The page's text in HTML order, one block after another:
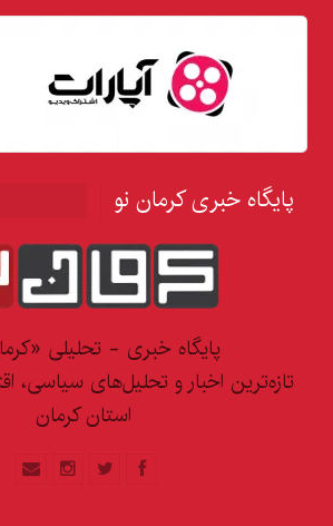
پایگاه خبری کرمان نو
پایگاه خبری - تحلیلی
تازه‌ترین اخبار و تحلیل‌های سیاسی،
استان کرمان